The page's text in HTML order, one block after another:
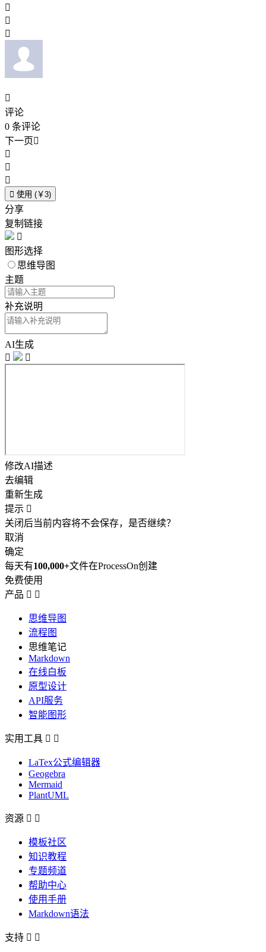




评论
0 条评论
下一页



 使用 (￥3)
分享
复制链接

图形选择
思维导图
主题
补充说明
AI生成


修改AI描述
去编辑
重新生成
提示 
关闭后当前内容将不会保存，是否继续？
取消
确定
每天有100,000+文件在ProcessOn创建
免费使用
产品  
思维导图
流程图
思维笔记
Markdown
在线白板
原型设计
API服务
智能图形
实用工具  
LaTex公式编辑器
Geogebra
Mermaid
PlantUML
资源  
模板社区
知识教程
专题频道
帮助中心
使用手册
Markdown语法
支持  